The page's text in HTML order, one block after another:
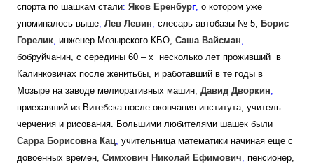
спорта по шашкам стали: Яков Еренбург о котором уже
упоминалось выше Лев Левин слесарь автобазы № 5, Борис
Горелик инженер Мозырского КБО, Саша Вайсман
бобруйчанин, с середины 60 – х несколько лет проживший в
Калинковичах после женитьбы, и работавший в те годы в
Мозыре на заводе мелиоративных машин, Давид Дворкин
приехавший из Витебска после окончания института, учитель
черчения и рисования. Большими любителями шашек были
Сарра Борисовна Кац учительница математики начиная еще с
довоенных времен, Симхович Николай Ефимович пенсионер,